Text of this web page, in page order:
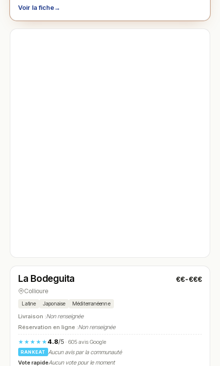
Voir la fiche→
N° 4
La Bodeguita €€-€€€
Collioure
Latine Japonaise Méditerranéenne
Livraison :Non renseignée
Réservation en ligne :Non renseignée
★★★★★4.8/5· 605 avis Google
RANKEAT
Aucun avis par la communauté
Vote rapideAucun vote pour le moment